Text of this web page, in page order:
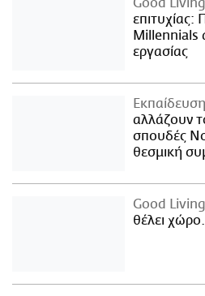
Good Living
επιτυχίας:
Millennials
εργασίας
Εκπαίδευση
αλλάζουν
σπουδές
θεσμική
Good Living
θέλει